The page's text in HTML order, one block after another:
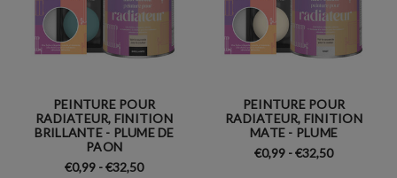
PEINTURE POUR
RADIATEUR, FINITION
BRILLANTE - PLUME DE
PAON
€0,99 - €32,50
PEINTURE POUR
RADIATEUR, FINITION
MATE - PLUME
€0,99 - €32,50